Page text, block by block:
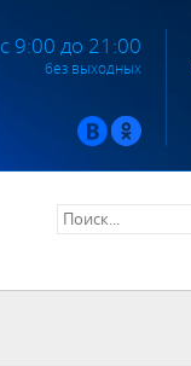
с 9:00 до 21:00
без выходных